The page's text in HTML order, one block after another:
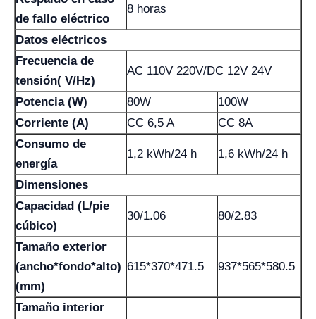
de fallo eléctrico
8 horas
Datos eléctricos
Frecuencia de
tensión( V/Hz)
AC 110V 220V/DC 12V 24V
Potencia (W) 80W
100W
Corriente (A)
CC 6,5 A
CC 8A
Consumo de
energía
1,2 kWh/24 h 1,6 kWh/24 h
Dimensiones
Capacidad (L/pie
cúbico)
30/1.06 80/2.83
Tamaño exterior
(ancho*fondo*alto)
(mm)
615*370*471.5 937*565*580.5
Tamaño interior